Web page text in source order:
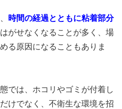
時間の経過とともに粘着部分
はがせなくなることが多く、場
る原因になることもありま
では、ホコリやゴミが付着し
けでなく、不衛生な環境を招